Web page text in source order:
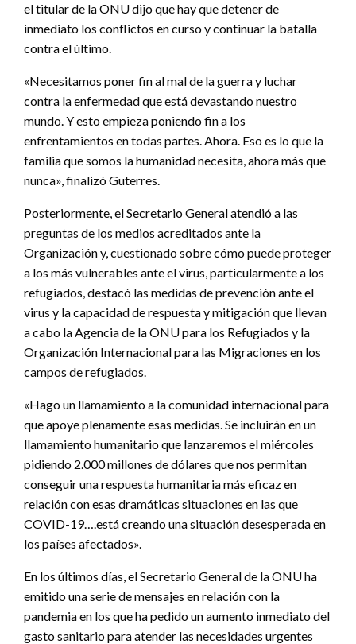
el titular de la ONU dijo que hay que detener de
inmediato los conflictos en curso y continuar la batalla
contra el último.
«Necesitamos poner fin al mal de la guerra y luchar
contra la enfermedad que está devastando nuestro
mundo. Y esto empieza poniendo fin a los
enfrentamientos en todas partes. Ahora. Eso es lo que la
familia que somos la humanidad necesita, ahora más que
nunca», finalizó Guterres.
Posteriormente, el Secretario General atendió a las
preguntas de los medios acreditados ante la
Organización y, cuestionado sobre cómo puede proteger
a los más vulnerables ante el virus, particularmente a los
refugiados, destacó las medidas de prevención ante el
virus y la capacidad de respuesta y mitigación que llevan
a cabo la Agencia de la ONU para los Refugiados y la
Organización Internacional para las Migraciones en los
campos de refugiados.
«Hago un llamamiento a la comunidad internacional para
que apoye plenamente esas medidas. Se incluirán en un
llamamiento humanitario que lanzaremos el miércoles
pidiendo 2.000 millones de dólares que nos permitan
conseguir una respuesta humanitaria más eficaz en
relación con esas dramáticas situaciones en las que
COVID-19….está creando una situación desesperada en
los países afectados».
En los últimos días, el Secretario General de la ONU ha
emitido una serie de mensajes en relación con la
pandemia en los que ha pedido un aumento inmediato del
gasto sanitario para atender las necesidades urgentes